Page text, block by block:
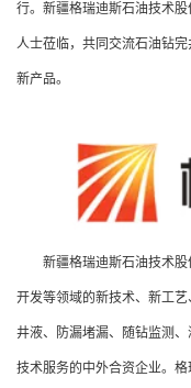
行。新疆格瑞迪斯石油技术
人士莅临，共同交流石油钻
新产品。
新疆格瑞迪斯石油技术
开发等领域的新技术、新工
井液、防漏堵漏、随钻监测
技术服务的中外合资企业。